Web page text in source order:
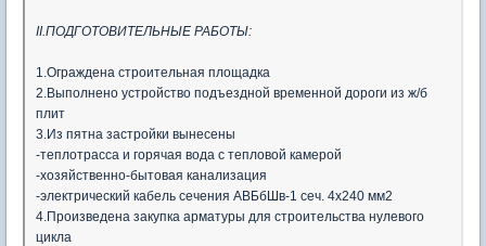
II.ПОДГОТОВИТЕЛЬНЫЕ РАБОТЫ:
1.Ограждена строительная площадка
2.Выполнено устройство подъездной временной дороги из ж/б
плит
3.Из пятна застройки вынесены
-теплотрасса и горячая вода с тепловой камерой
-хозяйственно-бытовая канализация
-электрический кабель сечения АВБбШв-1 сеч. 4х240 мм2
4.Произведена закупка арматуры для строительства нулевого
цикла